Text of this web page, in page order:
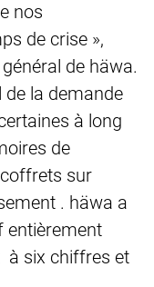
nos
de crise »,
de häwa.
la demande
à long
de
sur
. häwa a
entièrement
à six chiffres et